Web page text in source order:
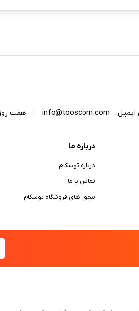
info@tooscom.com هفت روز هفته ، 24 ساعت
درباره ما
درباره توسکام
تماس با ما
مجوز های فروشگاه توسکام